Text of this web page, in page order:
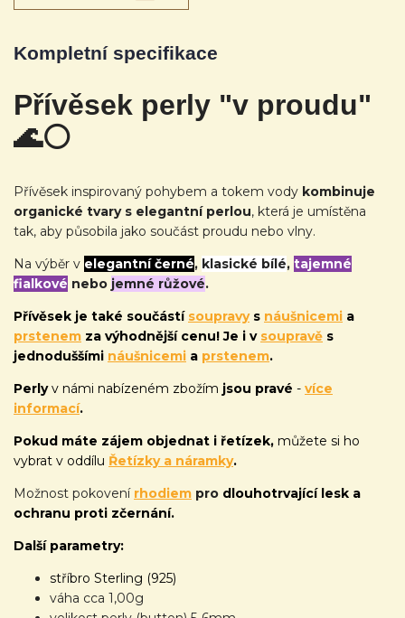
Kompletní specifikace
Přívěsek perly "v proudu"
🌊⚪
Přívěsek inspirovaný pohybem a tokem vody kombinuje
organické tvary s elegantní perlou, která je umístěna
tak, aby působila jako součást proudu nebo vlny.
Na výběr v elegantní černé, klasické bílé, tajemné
fialkové nebo jemné růžové.
Přívěsek je také součástí soupravys náušnicemi a
prstenem za výhodnější cenu! Je i v soupravě s
jednoduššími náušnicemi a prstenem.
Perlyv námi nabízeném zbožím jsou pravé - více
informací.
Pokud máte zájem objednat i řetízek, můžete si ho
vybrat v oddílu Řetízky a náramky.
Možnost pokovení rhodiem pro dlouhotrvající lesk a
ochranu proti zčernání.
Další parametry:
stříbro Sterling (925)
váha cca 1,00g